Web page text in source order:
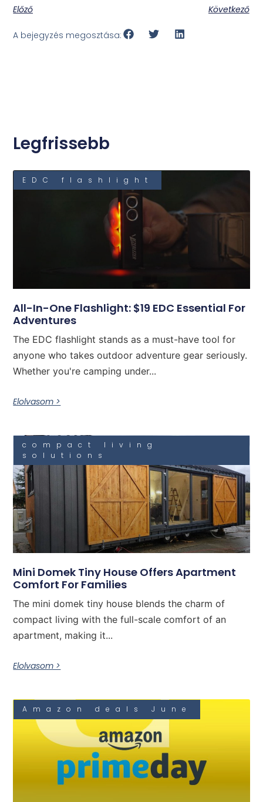
Előző Következő
A bejegyzés megosztása:
Legfrissebb
EDC flashlight
All-In-One Flashlight: $19 EDC Essential For
Adventures
The EDC flashlight stands as a must-have tool for
anyone who takes outdoor adventure gear seriously.
Whether you're camping under...
Elolvasom >
compact living
solutions
Mini Domek Tiny House Offers Apartment
Comfort For Families
The mini domek tiny house blends the charm of
compact living with the full-scale comfort of an
apartment, making it...
Elolvasom >
Amazon deals June